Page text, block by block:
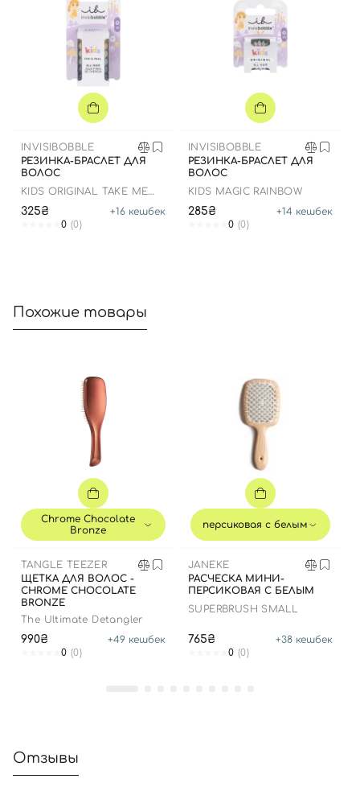
INVISIBOBBLE
РЕЗИНКА-БРАСЛЕТ ДЛЯ
ВОЛОС
KIDS ORIGINAL TAKE ME
325₴ +16 кешбек
0 (0)
INVISIBOBBLE
РЕЗИНКА-БРАСЛЕТ ДЛЯ
ВОЛОС
KIDS MAGIC RAINBOW
285₴ +14 кешбек
0 (0)
Похожие товары
Chrome Chocolate
Bronze
TANGLE TEEZER
ЩЕТКА ДЛЯ ВОЛОС -
CHROME CHOCOLATE
BRONZE
The Ultimate Detangler
990₴ +49 кешбек
0 (0)
персиковая с белым
JANEKE
РАСЧЕСКА МИНИ-
ПЕРСИКОВАЯ С БЕЛЫМ
SUPERBRUSH SMALL
765₴ +38 кешбек
0 (0)
Отзывы
Вход Регистрация
Номер телефона
Отправляя форму для авторизации/регистрации, вы
принимаете условия
Пользовательские соглашения